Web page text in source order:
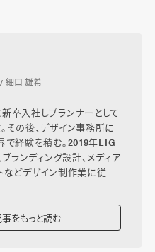
細口 雄希
卒入社しプランナーとして
その後、デザイン事務所に
で経験を積む。2019年LIG
ランディング設計、メディア
などデザイン制作業に従
をもっと読む